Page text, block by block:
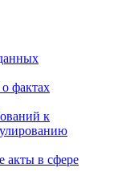
фактах
к
акты в сфере